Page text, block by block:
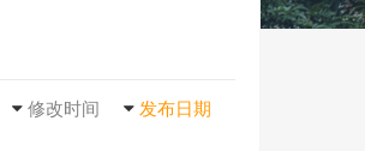
发布日期
修改时间